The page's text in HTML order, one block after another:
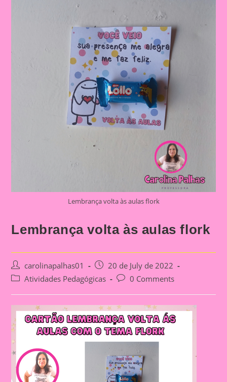
Lembrança volta às aulas flork
Lembrança volta às aulas flork
Post
author:
carolinapalhas01
Post
published:
20 de July de 2022
PostAtividades Pedagógicas
Post0 Comments